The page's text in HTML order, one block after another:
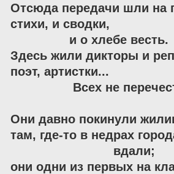
Отсюда передачи шли на
стихи, и сводки,
                и о хлебе весть.
Здесь жили дикторы и
поэт, артистки...
Всех не
Они давно покинули
там, где-то в недрах
                            вдали;
они одни из первых на